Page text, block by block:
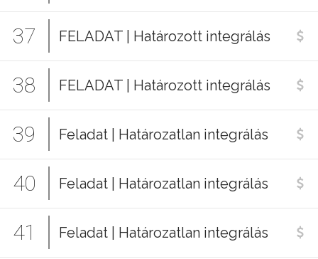
37 FELADAT | Határozott integrálás
38 FELADAT | Határozott integrálás
39 Feladat | Határozatlan integrálás
40 Feladat | Határozatlan integrálás
41 Feladat | Határozatlan integrálás